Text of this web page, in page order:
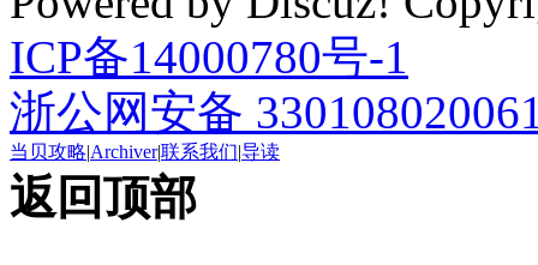
ICP备14000780号-1
浙公网安备
当贝攻略|Archiver|联系我们|导读
返回顶部